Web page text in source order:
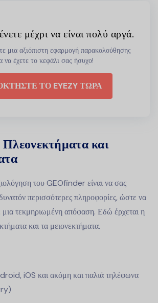
μέχρι να είναι πολύ αργά.
μια αξιόπιστη εφαρμογή παρακολούθησης
να έχετε το κεφάλι σας ήσυχο!
ΤΟ EYEZY ΤΩΡΑ
και
του GEOfinder είναι να σας
περισσότερες πληροφορίες, ώστε να
μια τεκμηριωμένη απόφαση. Εδώ έρχεται η
και τα μειονεκτήματα.
iOS και ακόμη και παλιά τηλέφωνα